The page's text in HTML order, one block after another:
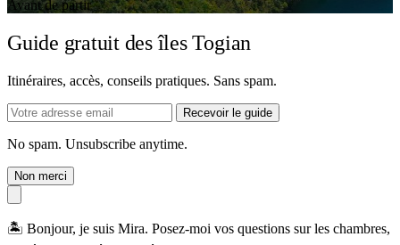
Avant de partir
Guide gratuit des îles Togian
Itinéraires, accès, conseils pratiques. Sans spam.
Recevoir le guide
No spam. Unsubscribe anytime.
Non merci
🏝️ Bonjour, je suis Mira. Posez-moi vos questions sur les chambres,